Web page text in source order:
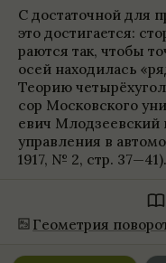
С доста­точ­ной для
это достига­ется:
раются так, чтобы
осей нахо­ди­лась
Тео­рию
сор Мос­ков­ского
е­вич Млод­зеев­ский
управ­ле­ния в
1917, № 2, стр. 37—41).
Геомет­рия